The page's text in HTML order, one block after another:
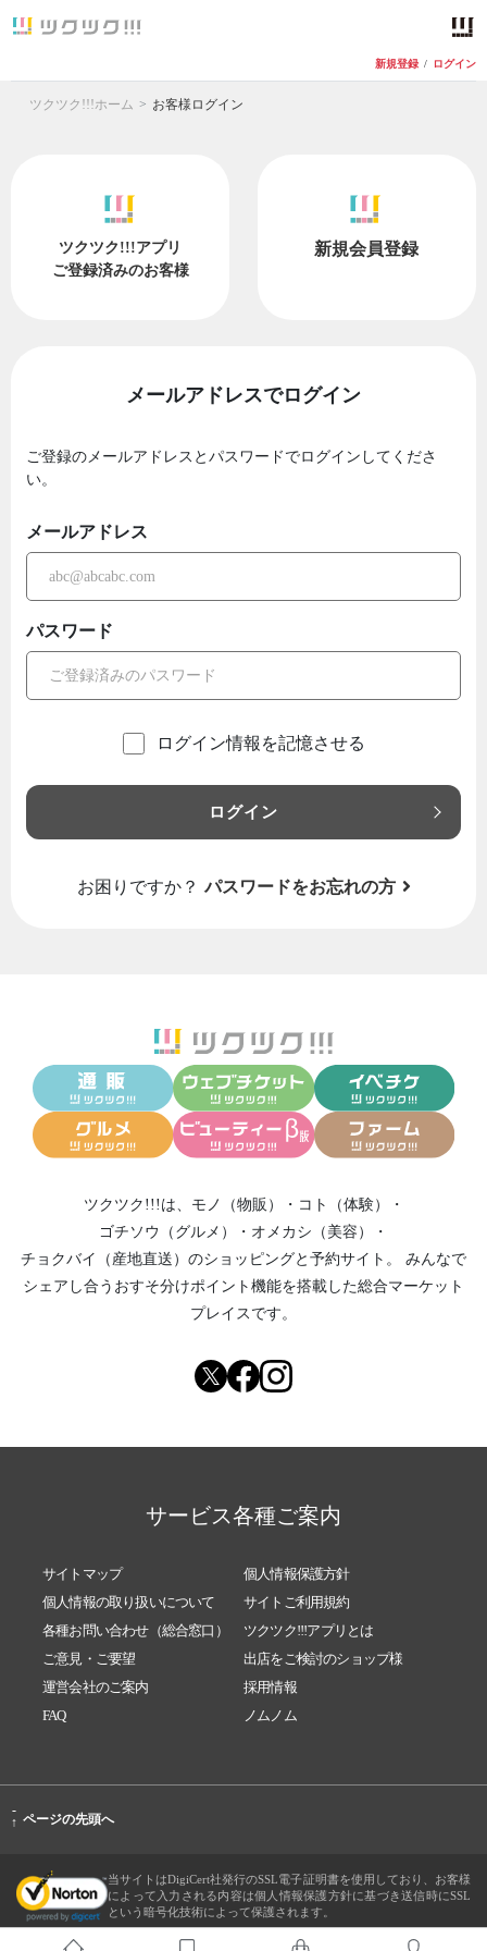
新規登録 / ログイン
ツクツク!!!ホーム お客様ログイン
ツクツク!!!アプリ
ご登録済みのお客様
新規会員登録
メールアドレスでログイン
ご登録のメールアドレスとパスワードでログインしてくださ
い。
メールアドレス
パスワード
ログイン情報を記憶させる
ログイン
お困りですか？ パスワードをお忘れの方
ツクツク!!!は、 モノ（物販） ・ コト（体験）
・
ゴチソウ（グルメ）
・ オメカシ（美容）
・
チョクバイ（産地直送） のショッピングと予約サイト。
みんなで
シェアし合う おすそ分けポイント機能を搭載した総合マーケット
プレイスです。
サービス各種ご案内
サイトマップ
個人情報保護方針
個人情報の取り扱いについて
サイトご利用規約
各種お問い合わせ（総合窓口）
ツクツク!!!アプリとは
ご意見・ご要望
出店をご検討のショップ様
運営会社のご案内
採用情報
FAQ
ノムノム
-
↑ ページの先頭へ
当サイトはDigiCert社発行のSSL電子証明書を使用しており、お客様
によって入力される内容は個人情報保護方針に基づき送信時にSSL
という暗号化技術によって保護されます。